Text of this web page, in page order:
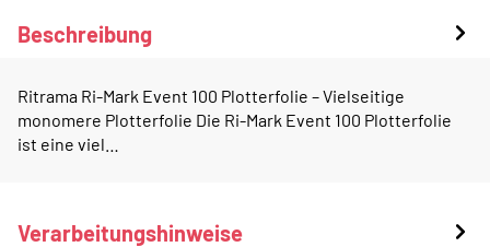
Beschreibung
Ritrama Ri-Mark Event 100 Plotterfolie – Vielseitige
monomere Plotterfolie Die Ri-Mark Event 100 Plotterfolie
ist eine viel…
Verarbeitungshinweise